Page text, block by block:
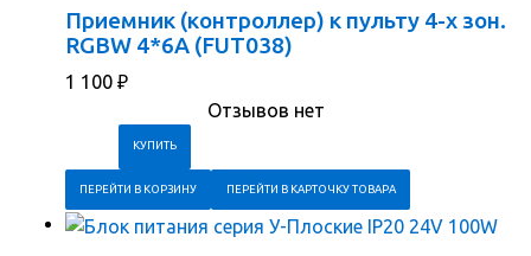
Приемник (контроллер) к пульту 4-х зон.
RGBW 4*6А (FUT038)
1 100 ₽
Отзывов нет
ПЕРЕЙТИ В КОРЗИНУ ПЕРЕЙТИ В КАРТОЧКУ ТОВАРА